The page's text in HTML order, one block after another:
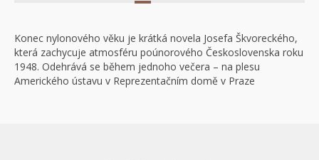
Konec nylonového věku je krátká novela Josefa Škvoreckého,
která zachycuje atmosféru poúnorového Československa roku
1948. Odehrává se během jednoho večera – na plesu
Amerického ústavu v Reprezentačním domě v Praze